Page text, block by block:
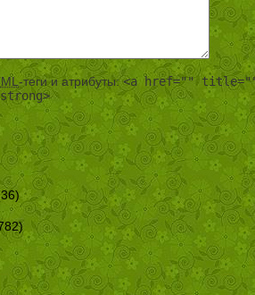
-теги и атрибуты:<a href=""